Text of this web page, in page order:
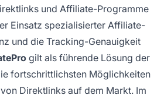
und Affiliate-Programme
Einsatz spezialisierter Affiliate-
und die Tracking-Genauigkeit
gilt als führende Lösung der
fortschrittlichsten Möglichkeiten
Direktlinks auf dem Markt. Im